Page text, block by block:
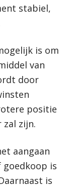
stabiel,
is om
van
door
positie
zijn.
aangaan
is
is